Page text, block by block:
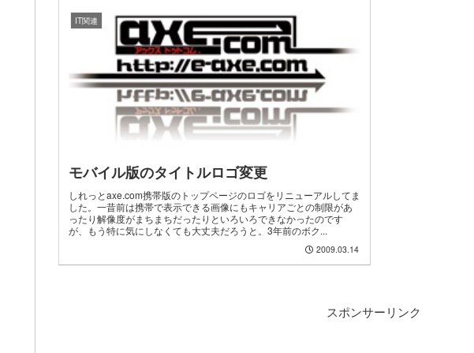
IT関連
モバイル版のタイトルロゴ変更
しれっとaxe.com携帯版のトップページのロゴをリニューアルしてま
した。一昔前は携帯で表示できる画像にもキャリアごとの制限があ
ったり解像度がまちまちだったりといろいろできなかったのです
が、もう特に気にしなくても大丈夫だろうと。3年前のボク...
2009.03.14
スポンサーリンク